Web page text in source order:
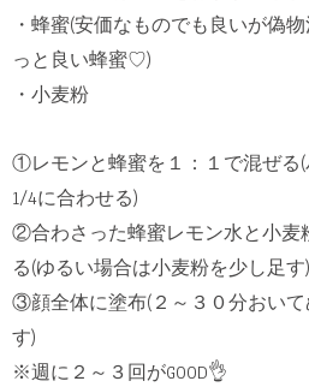
・蜂蜜(安価なものでも良いが偽
っと良い蜂蜜♡)
・小麦粉
①レモンと蜂蜜を１：１で混ぜる
1/4に合わせる)
②合わさった蜂蜜レモン水と小麦
る(ゆるい場合は小麦粉を少し足す)
③顔全体に塗布(２～３０分おい
す)
※週に２～３回がGOOD👌